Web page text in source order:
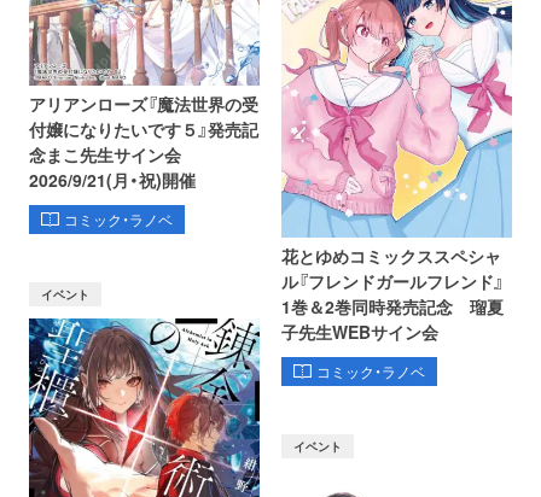
アリアンローズ『魔法世界の受
付嬢になりたいです５』発売記
念まこ先生サイン会
2026/9/21(月・祝)開催
コミック・ラノベ
花とゆめコミックススペシャ
ル『フレンドガールフレンド』
1巻＆2巻同時発売記念 瑠夏
子先生WEBサイン会
コミック・ラノベ
イベント
イベント